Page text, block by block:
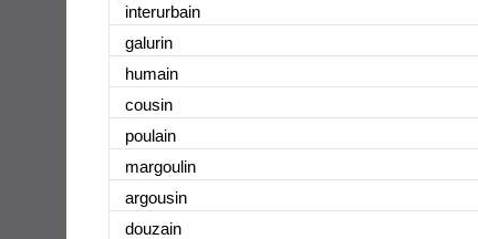
interurbain
galurin
humain
cousin
poulain
margoulin
argousin
douzain